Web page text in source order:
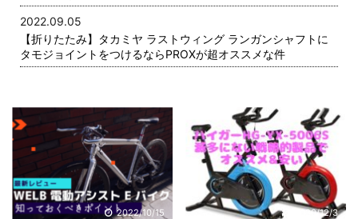
2022.09.05
【折りたたみ】タカミヤ ラストウィング ランガンシャフトに
タモジョイントをつけるならPROXが超オススメな件
2022/10/15 2020/12/3